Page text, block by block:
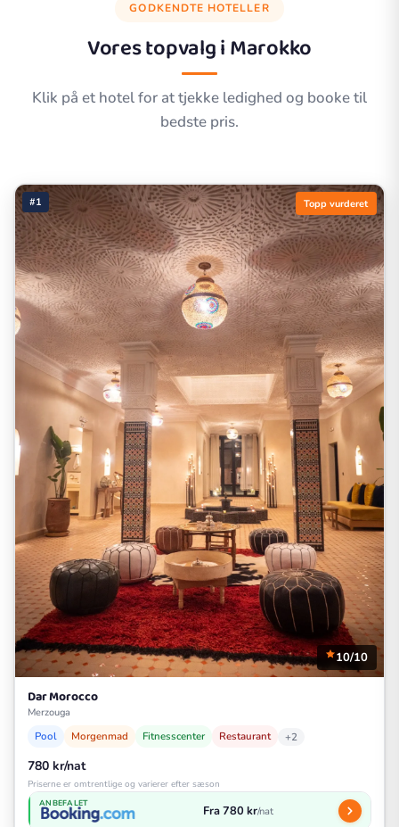
GODKENDTE HOTELLER
Vores topvalg iMarokko
Klik på et hotel for at tjekke ledighed og booke til
bedste pris.
#1 Topp vurderet
10/10
Dar Morocco
Merzouga
Pool Morgenmad Fitnesscenter Restaurant +2
780 kr/nat
Priserne er omtrentlige og varierer efter sæson
ANBEFALET Fra 780 kr/nat